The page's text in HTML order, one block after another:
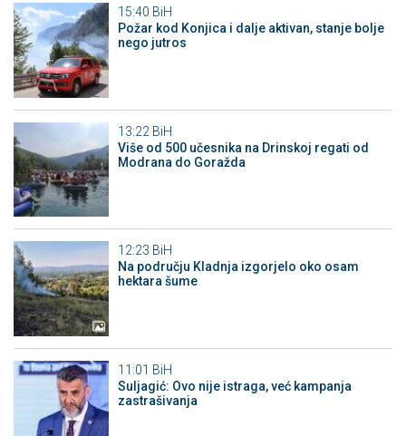
15:40 BiH
Požar kod Konjica i dalje aktivan, stanje bolje
nego jutros
13:22 BiH
Više od 500 učesnika na Drinskoj regati od
Modrana do Goražda
12:23 BiH
Na području Kladnja izgorjelo oko osam
hektara šume
11:01 BiH
Suljagić: Ovo nije istraga, već kampanja
zastrašivanja